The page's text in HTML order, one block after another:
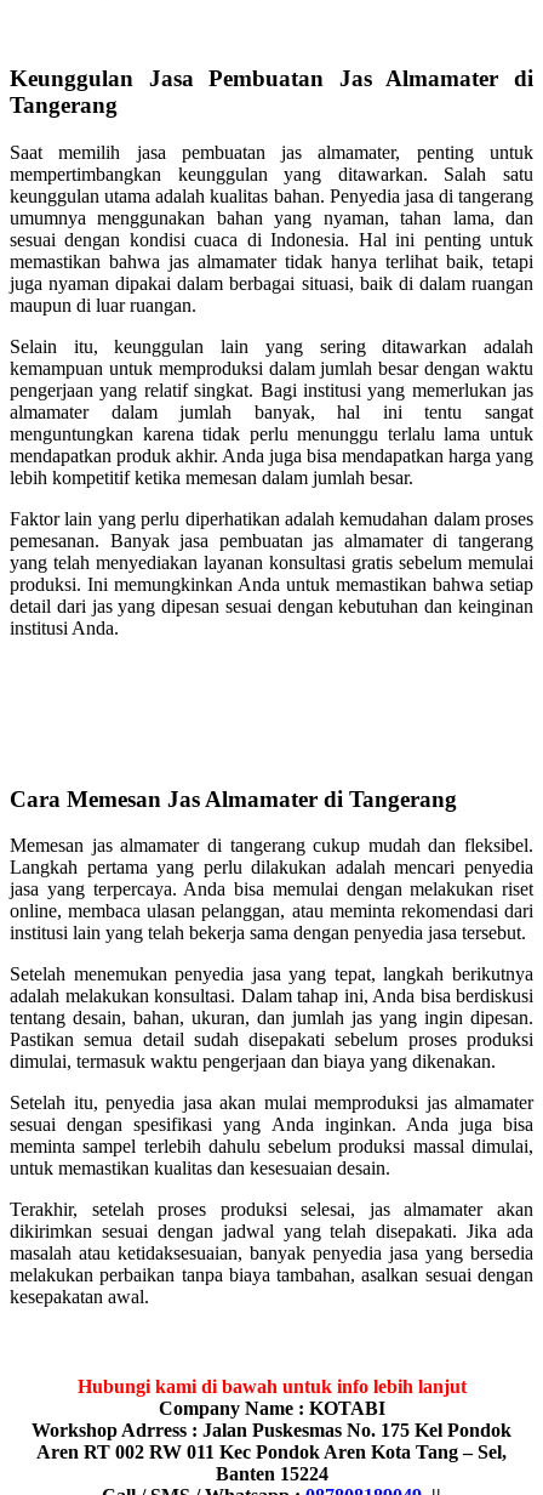
Keunggulan Jasa Pembuatan Jas Almamater di
Tangerang
Saat memilih jasa pembuatan jas almamater, penting untuk
mempertimbangkan keunggulan yang ditawarkan. Salah satu
keunggulan utama adalah kualitas bahan. Penyedia jasa di tangerang
umumnya menggunakan bahan yang nyaman, tahan lama, dan
sesuai dengan kondisi cuaca di Indonesia. Hal ini penting untuk
memastikan bahwa jas almamater tidak hanya terlihat baik, tetapi
juga nyaman dipakai dalam berbagai situasi, baik di dalam ruangan
maupun di luar ruangan.
Selain itu, keunggulan lain yang sering ditawarkan adalah
kemampuan untuk memproduksi dalam jumlah besar dengan waktu
pengerjaan yang relatif singkat. Bagi institusi yang memerlukan jas
almamater dalam jumlah banyak, hal ini tentu sangat
menguntungkan karena tidak perlu menunggu terlalu lama untuk
mendapatkan produk akhir. Anda juga bisa mendapatkan harga yang
lebih kompetitif ketika memesan dalam jumlah besar.
Faktor lain yang perlu diperhatikan adalah kemudahan dalam proses
pemesanan. Banyak jasa pembuatan jas almamater di tangerang
yang telah menyediakan layanan konsultasi gratis sebelum memulai
produksi. Ini memungkinkan Anda untuk memastikan bahwa setiap
detail dari jas yang dipesan sesuai dengan kebutuhan dan keinginan
institusi Anda.
Cara Memesan Jas Almamater di Tangerang
Memesan jas almamater di tangerang cukup mudah dan fleksibel.
Langkah pertama yang perlu dilakukan adalah mencari penyedia
jasa yang terpercaya. Anda bisa memulai dengan melakukan riset
online, membaca ulasan pelanggan, atau meminta rekomendasi dari
institusi lain yang telah bekerja sama dengan penyedia jasa tersebut.
Setelah menemukan penyedia jasa yang tepat, langkah berikutnya
adalah melakukan konsultasi. Dalam tahap ini, Anda bisa berdiskusi
tentang desain, bahan, ukuran, dan jumlah jas yang ingin dipesan.
Pastikan semua detail sudah disepakati sebelum proses produksi
dimulai, termasuk waktu pengerjaan dan biaya yang dikenakan.
Setelah itu, penyedia jasa akan mulai memproduksi jas almamater
sesuai dengan spesifikasi yang Anda inginkan. Anda juga bisa
meminta sampel terlebih dahulu sebelum produksi massal dimulai,
untuk memastikan kualitas dan kesesuaian desain.
Terakhir, setelah proses produksi selesai, jas almamater akan
dikirimkan sesuai dengan jadwal yang telah disepakati. Jika ada
masalah atau ketidaksesuaian, banyak penyedia jasa yang bersedia
melakukan perbaikan tanpa biaya tambahan, asalkan sesuai dengan
kesepakatan awal.
Hubungi kami di bawah untuk info lebih lanjut
Company Name : KOTABI
Workshop Adrress : Jalan Puskesmas No. 175 Kel Pondok
Aren RT 002 RW 011 Kec Pondok Aren Kota Tang – Sel,
Banten 15224